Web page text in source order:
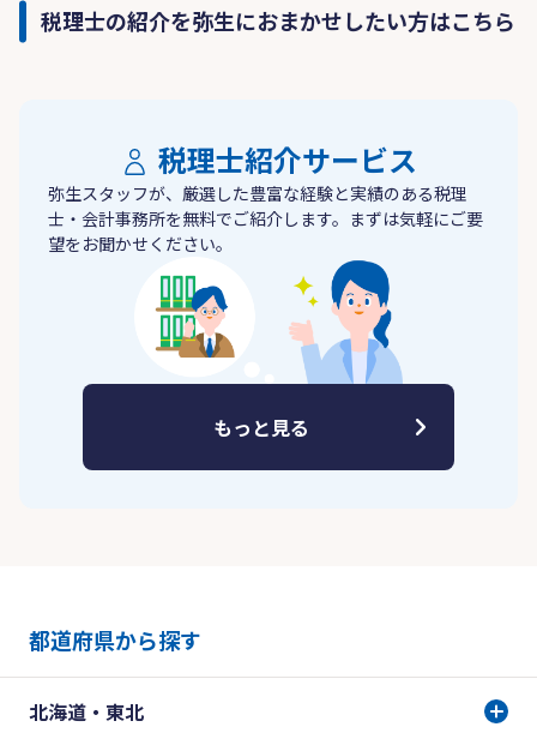
税理士の紹介を弥生におまかせしたい方はこちら
税理士紹介サービス
弥生スタッフが、厳選した豊富な経験と実績のある税理
士・会計事務所を無料でご紹介します。まずは気軽にご要
望をお聞かせください。
もっと見る
都道府県から探す
北海道・東北